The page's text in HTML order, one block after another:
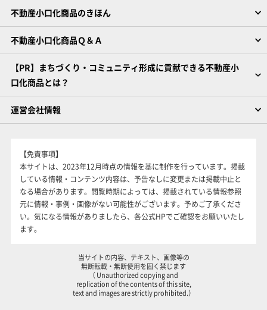
不動産小口化商品のきほん
不動産小口化商品Ｑ＆Ａ
【PR】まちづくり・コミュニティ形成に貢献できる不動産小
口化商品とは？
運営会社情報
【免責事項】
本サイトは、2023年12月時点の情報を基に制作を行っています。掲載
している情報・コンテンツ内容は、予告なしに変更または掲載中止と
なる場合があります。閲覧時期によっては、掲載されている情報参照
元に情報・事例・画像がない可能性がございます。予めご了承くださ
い。気になる情報がありましたら、各公式HPでご確認をお願いいたし
ます。
当サイトの内容、テキスト、画像等の
無断転載・無断使用を固く禁じます
（ Unauthorized copying and
replication of the contents of this site,
text and images are strictly prohibited.）